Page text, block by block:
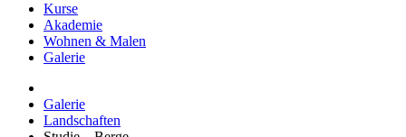
Kurse
Akademie
Wohnen & Malen
Galerie
Galerie
Landschaften